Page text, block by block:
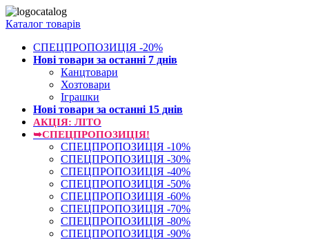
Каталог товарів
СПЕЦПРОПОЗИЦІЯ -20%
Нові товари за останнi 7 днiв
Канцтовари
Хозтовари
Іграшки
Нові товари за останнi 15 днiв
АКЦІЯ: ЛІТО
➥СПЕЦПРОПОЗИЦІЯ!
СПЕЦПРОПОЗИЦІЯ -10%
СПЕЦПРОПОЗИЦІЯ -30%
СПЕЦПРОПОЗИЦІЯ -40%
СПЕЦПРОПОЗИЦІЯ -50%
СПЕЦПРОПОЗИЦІЯ -60%
СПЕЦПРОПОЗИЦІЯ -70%
СПЕЦПРОПОЗИЦІЯ -80%
СПЕЦПРОПОЗИЦІЯ -90%